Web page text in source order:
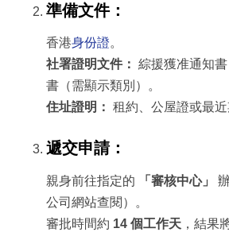
準備文件：
香港身份證。
社署證明文件： 綜援獲准通知
書（需顯示類別）。
住址證明： 租約、公屋證或最近
遞交申請：
親身前往指定的 「審核中心」
公司網站查閱）。
審批時間約 14 個工作天 ，結果